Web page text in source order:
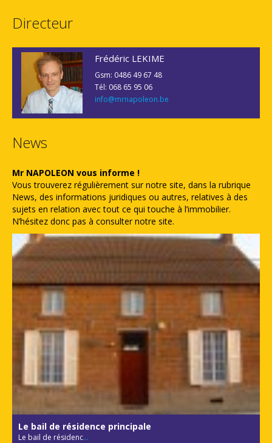
Directeur
Frédéric LEKIME
Gsm: 0486 49 67 48
Tél: 068 65 95 06
info@mrnapoleon.be
News
Mr NAPOLEON vous informe !
Vous trouverez régulièrement sur notre site, dans la rubrique
News, des informations juridiques ou autres, relatives à des
sujets en relation avec tout ce qui touche à l’immobilier.
N’hésitez donc pas à consulter notre site.
Le bail de résidence principale
Le bail de résidenc...